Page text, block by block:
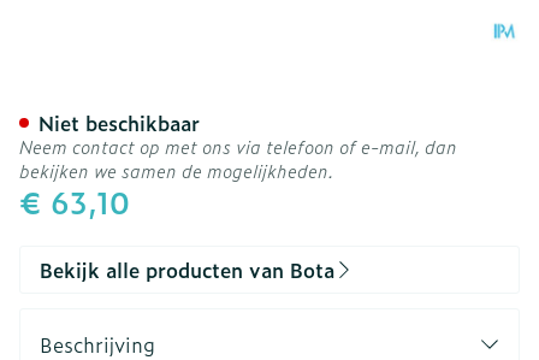
€ 63,10
Niet beschikbaar
Neem contact op met ons via telefoon of e-mail, dan
bekijken we samen de mogelijkheden.
Bekijk alle producten van Bota
Beschrijving